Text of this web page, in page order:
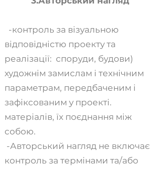
-контроль за візуальною
відповідністю проекту та
реалізації: споруди, будови)
художнім замислам і технічним
параметрам, передбаченим і
зафіксованим у проекті.
матеріалів, їх поєднання між
собою.
-Авторський нагляд не включає
контроль за термінами та/або